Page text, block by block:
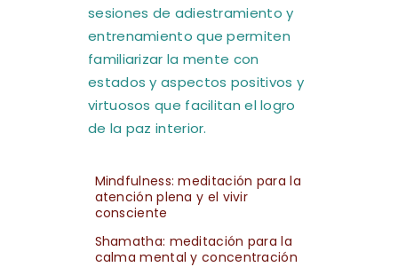
A.M.T. MÉXICO
sesiones de adiestramiento y
entrenamiento que permiten
familiarizar la mente con
estados y aspectos positivos y
virtuosos que facilitan el logro
de la paz interior.
Mindfulness: meditación para la
atención plena y el vivir
consciente
Shamatha: meditación para la
calma mental y concentración